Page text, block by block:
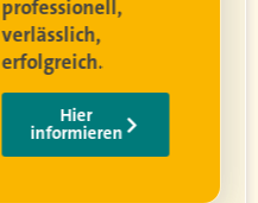
professionell,
verlässlich,
erfolgreich.
Hier
informieren